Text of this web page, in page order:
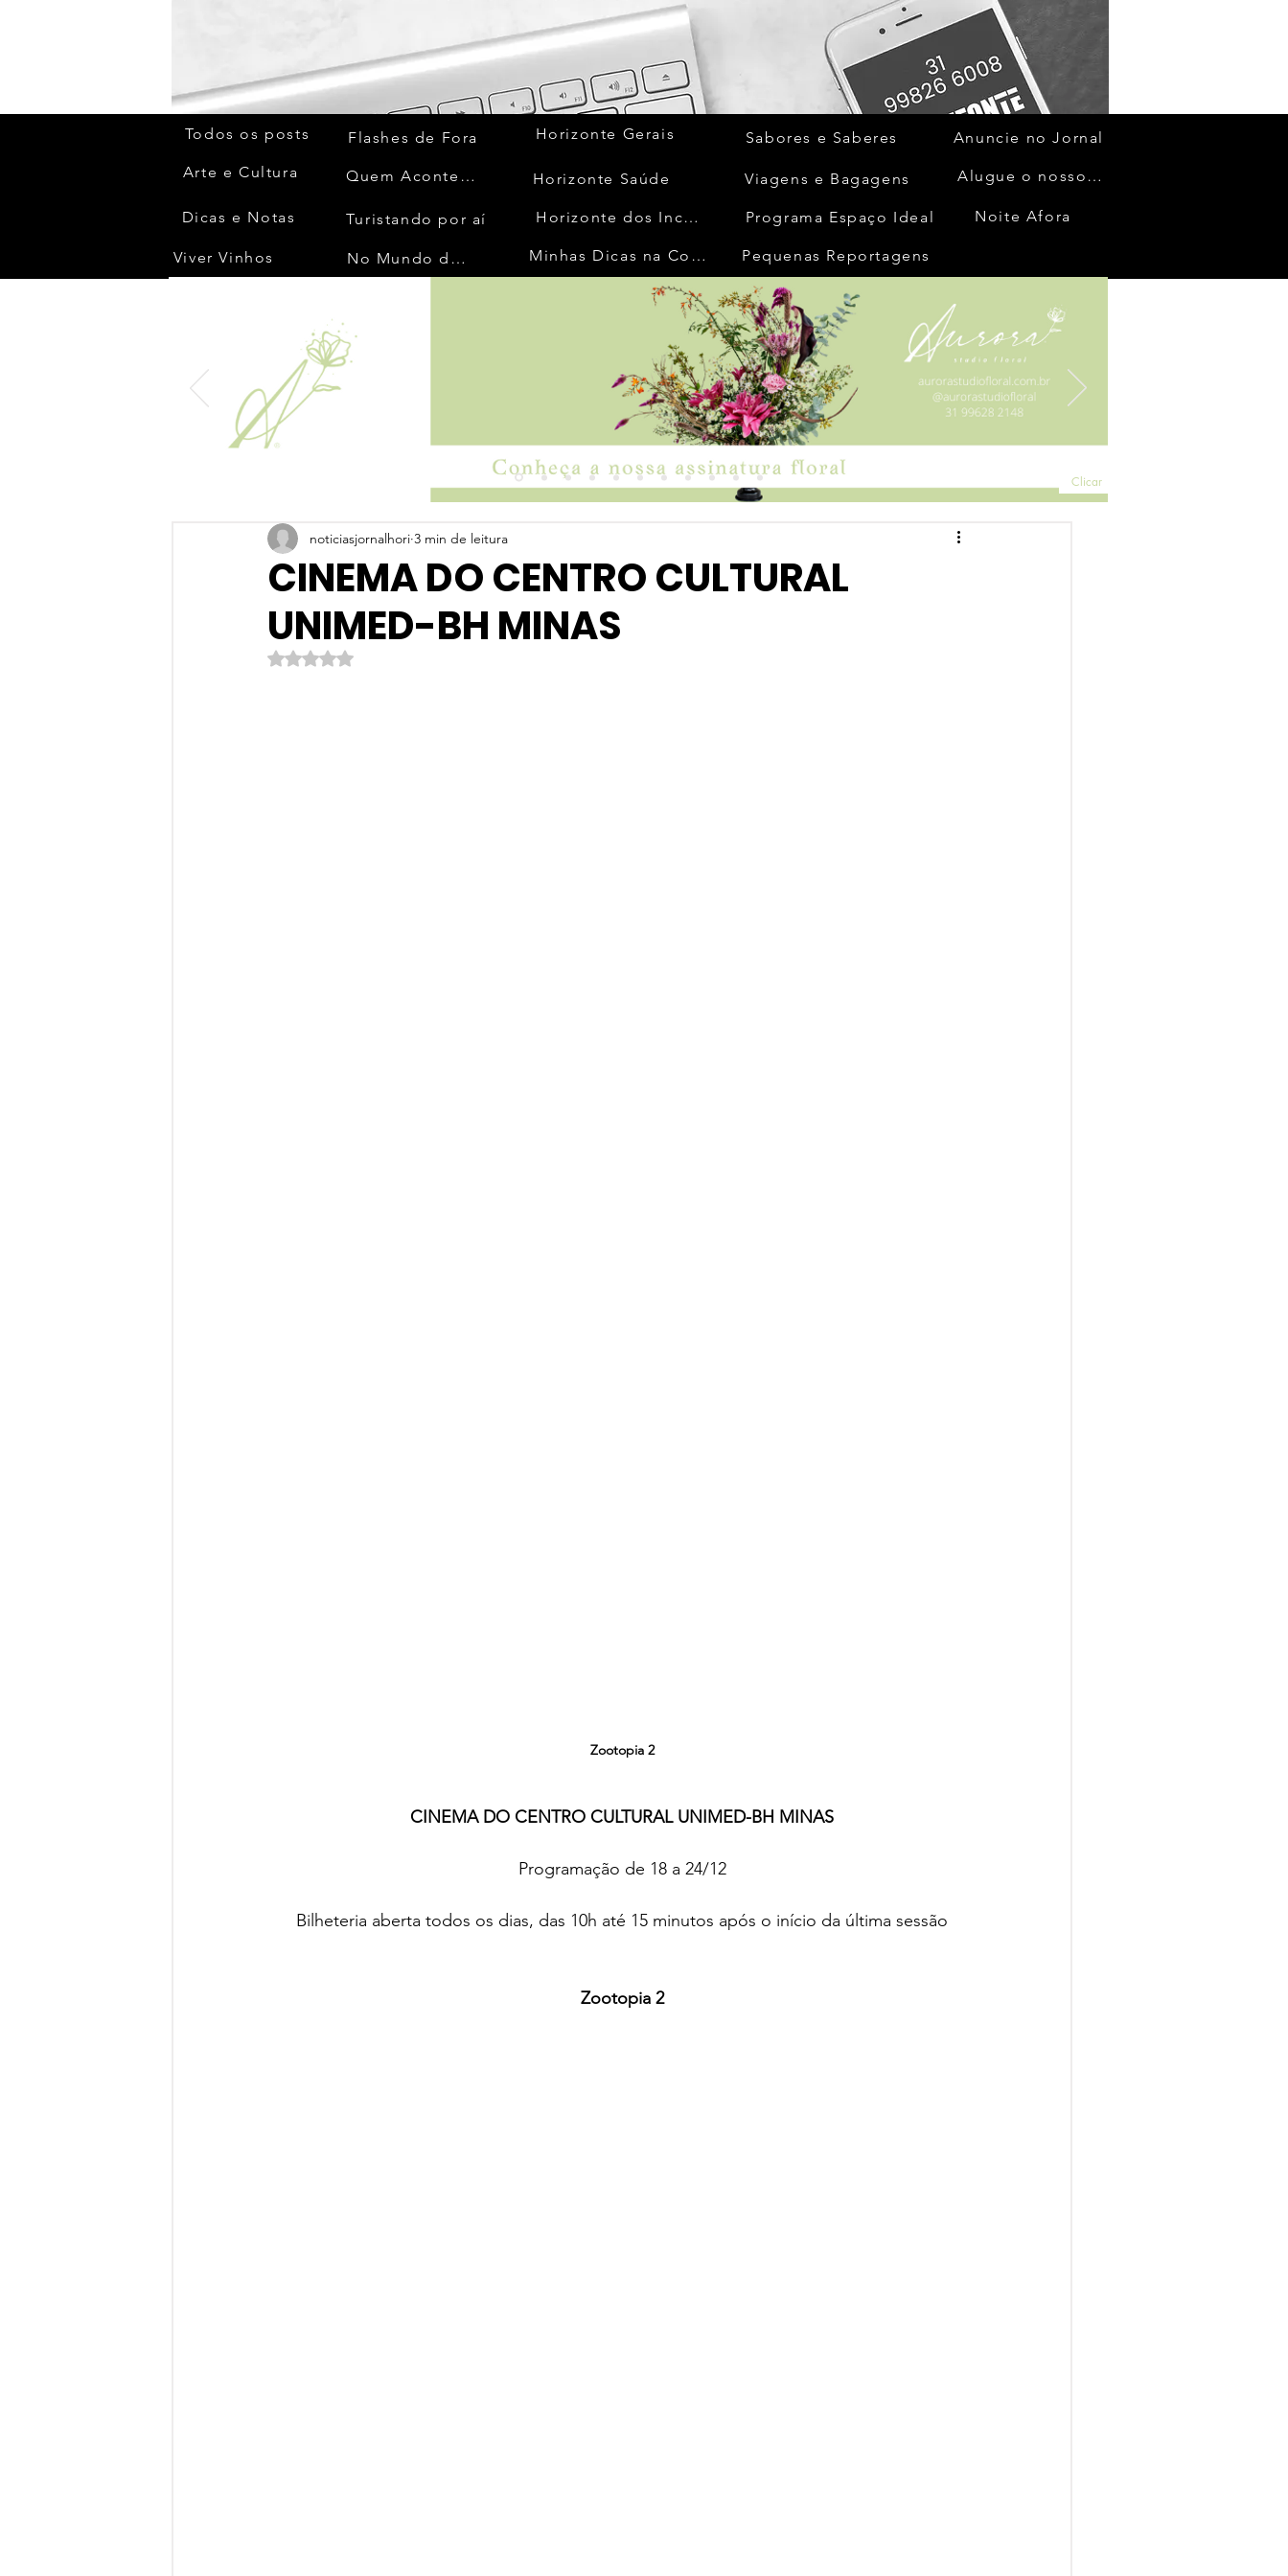
Todos os posts
Arte e Cultura
Dicas e Notas
Viver Vinhos
Flashes de Fora
Quem Acontece
Turistando por aí
No Mundo da Moda
Horizonte Gerais
Horizonte Saúde
Horizonte dos Inconfidentes
Minhas Dicas na Cozinha
Sabores e Saberes
Viagens e Bagagens
Programa Espaço Ideal
Anuncie no Jornal
Alugue o nosso espaço
Noite Afora
Pequenas Reportagens
Clicar
CINEMA DO CENTRO CULTURAL
UNIMED-BH MINAS
noticiasjornalhori 3 min de leitura
Avaliado com NaN de 5 estrelas.
Zootopia 2
CINEMA DO CENTRO CULTURAL UNIMED-BH MINAS
Programação de 18 a 24/12
Bilheteria aberta todos os dias, das 10h até 15 minutos após o início da última sessão
Zootopia 2